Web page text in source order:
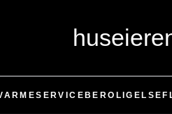
SERVICE BEROLIGELSE